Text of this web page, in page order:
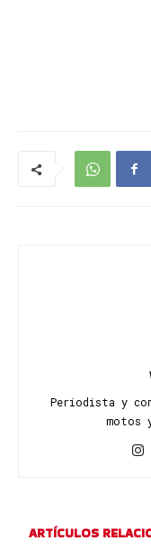
Periodista y
motos
ARTÍCULOS